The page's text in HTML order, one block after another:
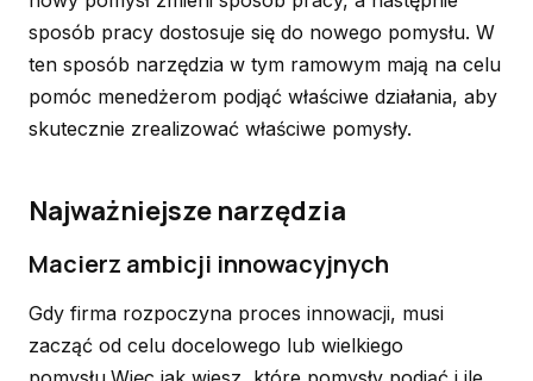
sposób pracy dostosuje się do nowego pomysłu. W
ten sposób narzędzia w tym ramowym mają na celu
pomóc menedżerom podjąć właściwe działania, aby
skutecznie zrealizować właściwe pomysły.
Najważniejsze narzędzia
Macierz ambicji innowacyjnych
Gdy firma rozpoczyna proces innowacji, musi
zacząć od celu docelowego lub wielkiego